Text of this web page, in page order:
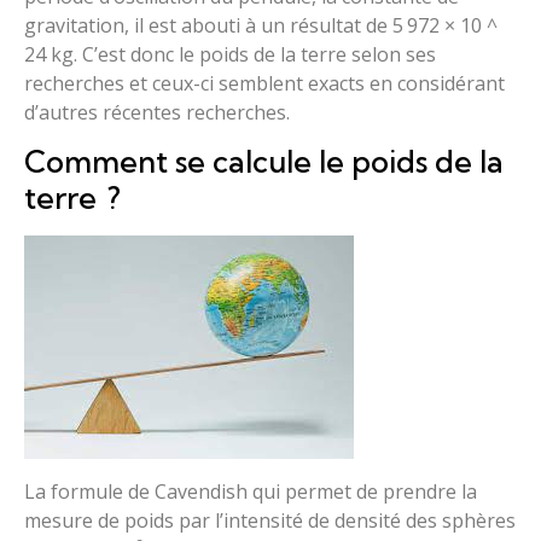
gravitation, il est abouti à un résultat de 5 972 × 10 ^
24 kg. C’est donc le poids de la terre selon ses
recherches et ceux-ci semblent exacts en considérant
d’autres récentes recherches.
Comment se calcule le poids de la
terre ?
La formule de Cavendish qui permet de prendre la
mesure de poids par l’intensité de densité des sphères